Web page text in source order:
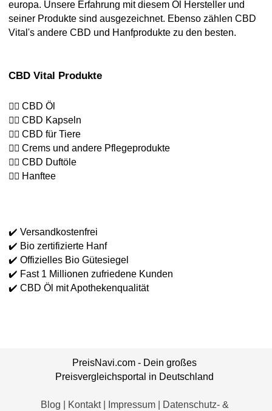
europa. Unsere Erfahrung mit diesem Öl Hersteller und
seiner Produkte sind ausgezeichnet. Ebenso zählen CBD
Vital's andere CBD und Hanfprodukte zu den besten.
CBD Vital Produkte
👉🏻 CBD Öl
👉🏻 CBD Kapseln
👉🏻 CBD für Tiere
👉🏻 Crems und andere Pflegeprodukte
👉🏻 CBD Duftöle
👉🏻 Hanftee
✔️ Versandkostenfrei
✔️ Bio zertifizierte Hanf
✔️ Offizielles Bio Gütesiegel
✔️ Fast 1 Millionen zufriedene Kunden
✔️ CBD Öl mit Apothekenqualität
PreisNavi.com - Dein großes
Preisvergleichsportal in Deutschland
Blog Kontakt Impressum Datenschutz- &